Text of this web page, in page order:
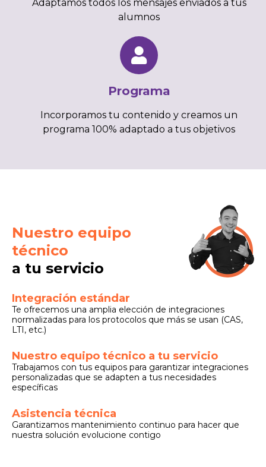
Adaptamos todos los mensajes enviados a tus
alumnos
Programa
Incorporamos tu contenido y creamos un
programa 100% adaptado a tus objetivos
Nuestro equipo
técnico
a tu servicio
Integración estándar
Te ofrecemos una amplia elección de integraciones
normalizadas para los protocolos que más se usan (CAS,
LTI, etc.)
Nuestro equipo técnico a tu servicio
Trabajamos con tus equipos para garantizar integraciones
personalizadas que se adapten a tus necesidades
específicas
Asistencia técnica
Garantizamos mantenimiento continuo para hacer que
nuestra solución evolucione contigo